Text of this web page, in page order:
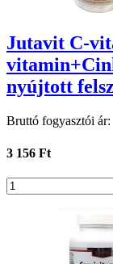
Jutavit C-
nyújtott
Bruttó fogyasztói ár:
3 156 Ft